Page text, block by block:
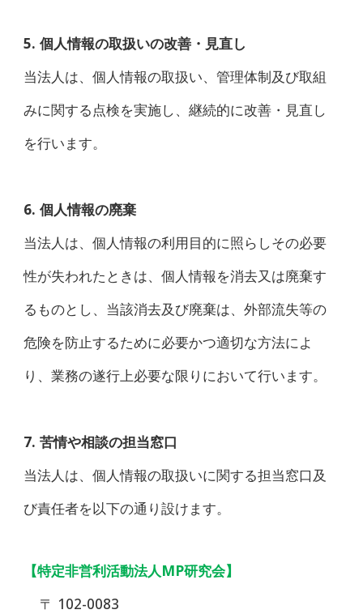
5. 個人情報の取扱いの改善・見直し
当法人は、個人情報の取扱い、管理体制及び取組
みに関する点検を実施し、継続的に改善・見直し
を行います。
6. 個人情報の廃棄
当法人は、個人情報の利用目的に照らしその必要
性が失われたときは、個人情報を消去又は廃棄す
るものとし、当該消去及び廃棄は、外部流失等の
危険を防止するために必要かつ適切な方法によ
り、業務の遂行上必要な限りにおいて行います。
7. 苦情や相談の担当窓口
当法人は、個人情報の取扱いに関する担当窓口及
び責任者を以下の通り設けます。
【特定非営利活動法人MP研究会】
〒 102-0083